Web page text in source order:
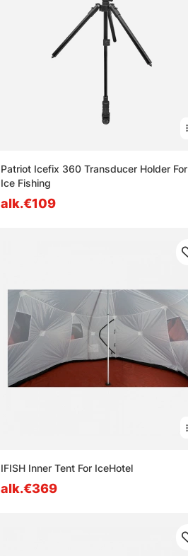
Patriot Icefix 360 Transducer Holder For
Ice Fishing
alk.€109
IFISH Inner Tent For IceHotel
alk.€369